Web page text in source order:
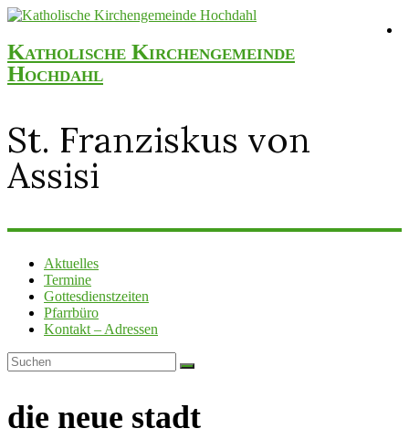
Katholische Kirchengemeinde
Hochdahl
St. Franziskus von
Assisi
Aktuelles
Termine
Gottesdienstzeiten
Pfarrbüro
Kontakt – Adressen
die neue stadt